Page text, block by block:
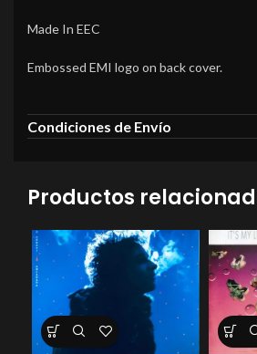
Made In EEC
Embossed EMI logo on back cover.
Condiciones de Envío
Productos